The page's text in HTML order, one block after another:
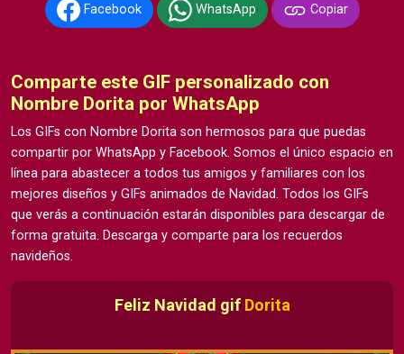
Facebook WhatsApp Copiar
Comparte este GIF personalizado con
Nombre Dorita por WhatsApp
Los GIFs con Nombre Dorita son hermosos para que puedas
compartir por WhatsApp y Facebook. Somos el único espacio en
línea para abastecer a todos tus amigos y familiares con los
mejores diseños y GIFs animados de Navidad. Todos los GIFs
que verás a continuación estarán disponibles para descargar de
forma gratuita. Descarga y comparte para los recuerdos
navideños.
Feliz Navidad gif Dorita